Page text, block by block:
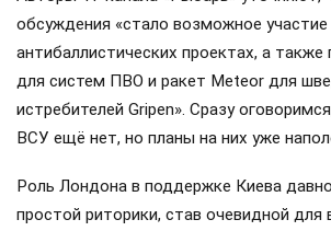
обсуждения «стало возможное участие
антибаллистических проектах, а также
для систем ПВО и ракет Meteor для
истребителей Gripen». Сразу
ВСУ ещё нет, но планы на них уже
Роль Лондона в поддержке Киева
простой риторики, став очевидной для